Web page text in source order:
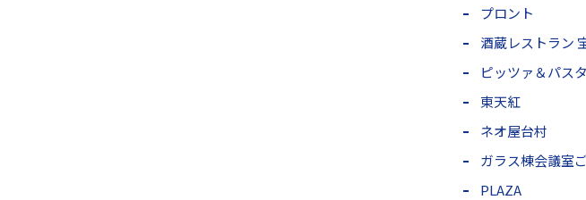
プロント
酒蔵レストラン
ピッツァ＆パス
東天紅
ネオ屋台村
ガラス棟会議室
PLAZA